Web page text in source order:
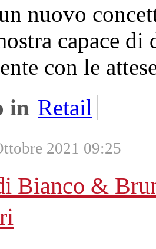
nuovo
capace di
con le
in Retail
2021 09:25
Bianco &